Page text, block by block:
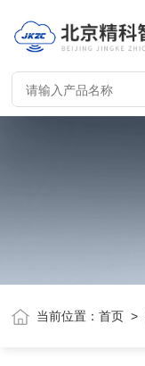
当前位置：首页 >